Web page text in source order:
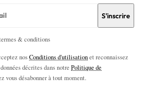
& conditions
nosConditions d'utilisationet reconnaissez
décrites dans notre Politique de
vous désabonner à tout moment.